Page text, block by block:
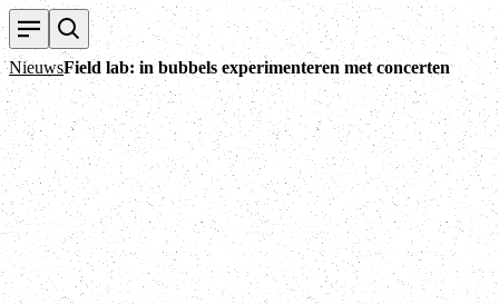
NieuwsField lab: in bubbels experimenteren met concerten